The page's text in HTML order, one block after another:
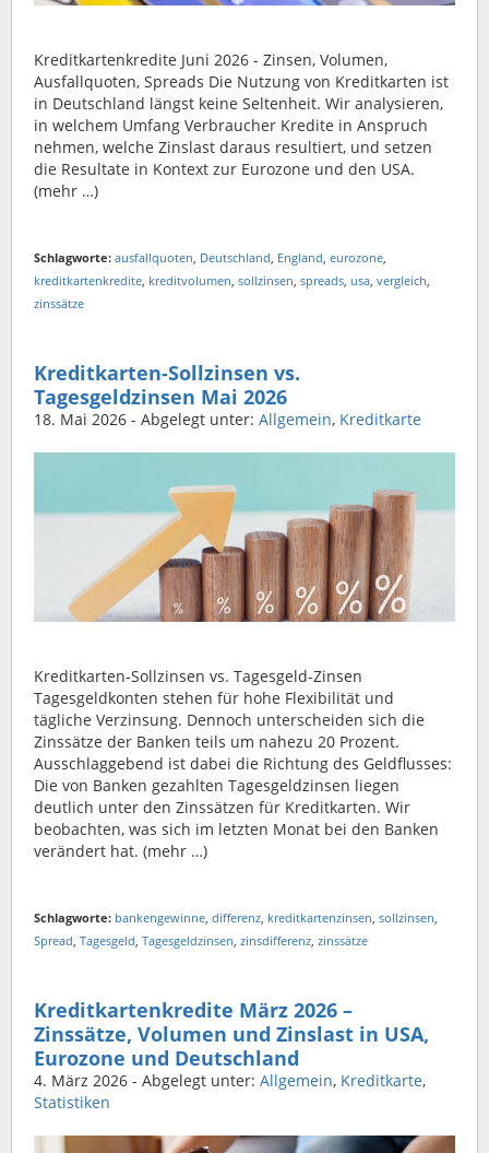
Kreditkartenkredite Juni 2026 - Zinsen, Volumen,
Ausfallquoten, Spreads Die Nutzung von Kreditkarten ist
in Deutschland längst keine Seltenheit. Wir analysieren,
in welchem Umfang Verbraucher Kredite in Anspruch
nehmen, welche Zinslast daraus resultiert, und setzen
die Resultate in Kontext zur Eurozone und den USA.
(mehr …)
Schlagworte: ausfallquoten, Deutschland, England, eurozone,
kreditkartenkredite, kreditvolumen, sollzinsen, spreads, usa, vergleich,
zinssätze
Kreditkarten-Sollzinsen vs.
Tagesgeldzinsen Mai 2026
18. Mai 2026 - Abgelegt unter: Allgemein, Kreditkarte
Kreditkarten-Sollzinsen vs. Tagesgeld-Zinsen
Tagesgeldkonten stehen für hohe Flexibilität und
tägliche Verzinsung. Dennoch unterscheiden sich die
Zinssätze der Banken teils um nahezu 20 Prozent.
Ausschlaggebend ist dabei die Richtung des Geldflusses:
Die von Banken gezahlten Tagesgeldzinsen liegen
deutlich unter den Zinssätzen für Kreditkarten. Wir
beobachten, was sich im letzten Monat bei den Banken
verändert hat. (mehr …)
Schlagworte: bankengewinne differenz kreditkartenzinsen sollzinsen
Spread Tagesgeld Tagesgeldzinsen zinsdifferenz zinssätze
Kreditkartenkredite März 2026 –
Zinssätze, Volumen und Zinslast in USA,
Eurozone und Deutschland
4. März 2026 - Abgelegt unter: Allgemein, Kreditkarte,
Statistiken